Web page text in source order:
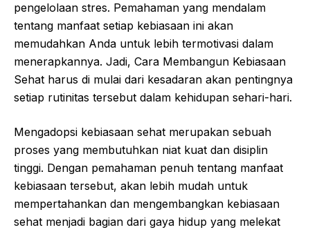
pengelolaan stres. Pemahaman yang mendalam
tentang manfaat setiap kebiasaan ini akan
memudahkan Anda untuk lebih termotivasi dalam
menerapkannya. Jadi, Cara Membangun Kebiasaan
Sehat harus di mulai dari kesadaran akan pentingnya
setiap rutinitas tersebut dalam kehidupan sehari-hari.
Mengadopsi kebiasaan sehat merupakan sebuah
proses yang membutuhkan niat kuat dan disiplin
tinggi. Dengan pemahaman penuh tentang manfaat
kebiasaan tersebut, akan lebih mudah untuk
mempertahankan dan mengembangkan kebiasaan
sehat menjadi bagian dari gaya hidup yang melekat